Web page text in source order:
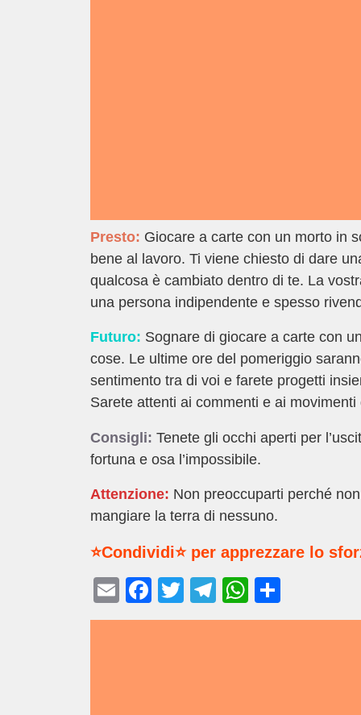
Presto: Giocare a carte con un morto in
bene al lavoro. Ti viene chiesto di dare
qualcosa è cambiato dentro di te. La
una persona indipendente e spesso
Futuro: Sognare di giocare a carte con
cose. Le ultime ore del pomeriggio
sentimento tra di voi e farete progetti
Sarete attenti ai commenti e ai
Consigli: Tenete gli occhi aperti per
fortuna e osa l’impossibile.
Attenzione: Non preoccuparti perché
mangiare la terra di nessuno.
⭐Condividi⭐ per apprezzare lo
E
m
F
a
T
wi
T
el
W
h
o